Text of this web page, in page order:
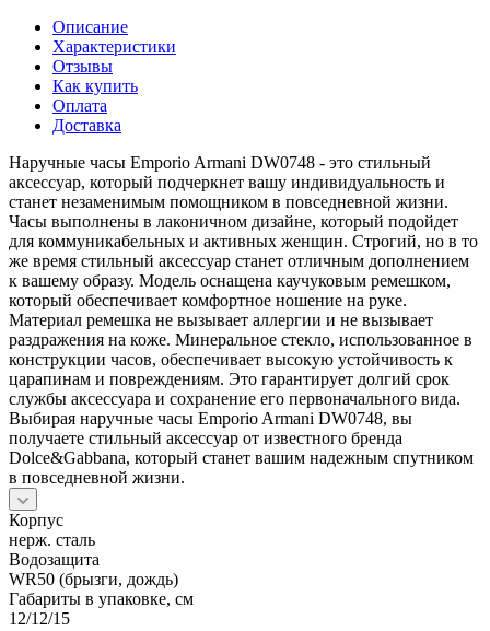
Описание
Характеристики
Отзывы
Как купить
Оплата
Доставка
Наручные часы Emporio Armani DW0748 - это стильный
аксессуар, который подчеркнет вашу индивидуальность и
станет незаменимым помощником в повседневной жизни.
Часы выполнены в лаконичном дизайне, который подойдет
для коммуникабельных и активных женщин. Строгий, но в то
же время стильный аксессуар станет отличным дополнением
к вашему образу. Модель оснащена каучуковым ремешком,
который обеспечивает комфортное ношение на руке.
Материал ремешка не вызывает аллергии и не вызывает
раздражения на коже. Минеральное стекло, использованное в
конструкции часов, обеспечивает высокую устойчивость к
царапинам и повреждениям. Это гарантирует долгий срок
службы аксессуара и сохранение его первоначального вида.
Выбирая наручные часы Emporio Armani DW0748, вы
получаете стильный аксессуар от известного бренда
Dolce&Gabbana, который станет вашим надежным спутником
в повседневной жизни.
Корпус
нерж. сталь
Водозащита
WR50 (брызги, дождь)
Габариты в упаковке, см
12/12/15